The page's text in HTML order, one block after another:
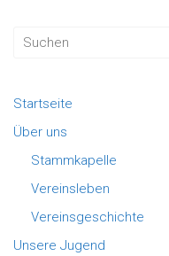
Startseite
Über uns
Stammkapelle
Vereinsleben
Vereinsgeschichte
Unsere Jugend